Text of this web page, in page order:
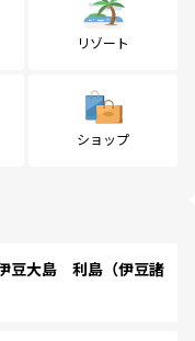
リゾート
ショップ
大島 利島（伊豆諸